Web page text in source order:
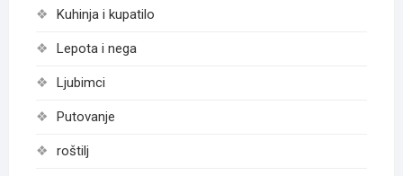
Kuhinja i kupatilo
Lepota i nega
Ljubimci
Putovanje
roštilj